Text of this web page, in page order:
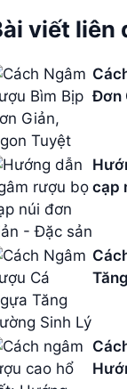
viết liên
Đơn
cạp